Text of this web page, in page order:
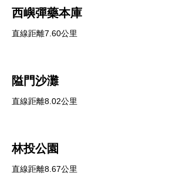
西嶼彈藥本庫
直線距離7.60公里
隘門沙灘
直線距離8.02公里
林投公園
直線距離8.67公里